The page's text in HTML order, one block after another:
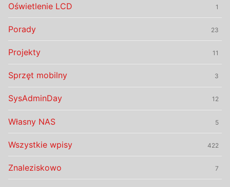
Oświetlenie LCD 1
Porady 23
Projekty 11
Sprzęt mobilny 3
SysAdminDay 12
Własny NAS 5
Wszystkie wpisy 422
Znaleziskowo 7